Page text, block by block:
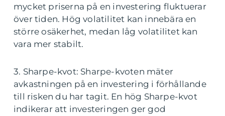
mycket priserna på en investering fluktuerar
över tiden. Hög volatilitet kan innebära en
större osäkerhet, medan låg volatilitet kan
vara mer stabilt.
3. Sharpe-kvot: Sharpe-kvoten mäter
avkastningen på en investering i förhållande
till risken du har tagit. En hög Sharpe-kvot
indikerar att investeringen ger god